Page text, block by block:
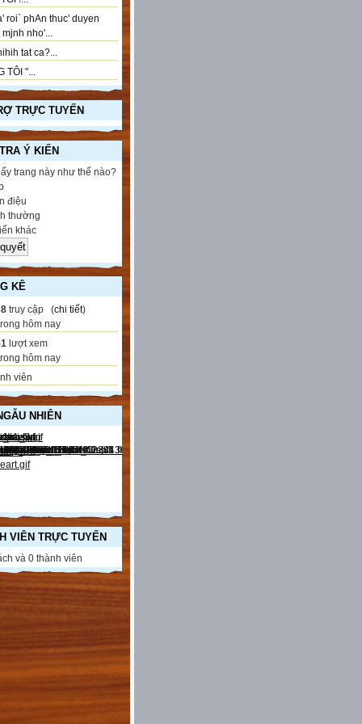
roi` phAn thuc' duyen
mjnh nho'...
tat ca?...
TÔI "...
TRỰC TUYẾN
Ý KIẾN
trang này như thế nào?
điệu
thường
khác
KÊ
truy cập (chi tiết)
hôm nay
lượt xem
hôm nay
viên
NHIÊN
VIÊN TRỰC TUYẾN
và 0 thành viên